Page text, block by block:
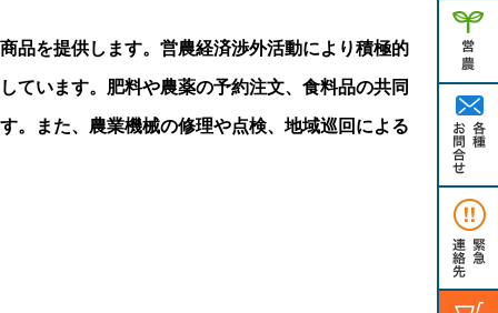
品を提供します。営農経済渉外活動により積極的
ています。肥料や農薬の予約注文、食料品の共同
。また、農業機械の修理や点検、地域巡回による